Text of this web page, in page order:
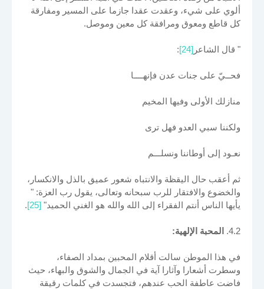
ألوي على شيء، وعقدت عقدا جازما على المسير ومفارقة
كل قاطع ومعوق ومرافقة كل معين وموصل.
" قال الشاعر [24]
:
فحــيّ على جنات عدن فإنهــــا
منازلك الأولى وفيها المخيم
ولكننا سبي العدو فهل ترى
نعـود إلى أوطاننا ونسلـــم
ثم أعقب حال اليقظة والانتباه شعور عميق بالذل والانكسار،
والخضوع والافتقار للرب سبحانه وتعالى، يقول رب العزة: "
يأيها الناس أنتم الفقراء إلى الله والله هو الغني الحميد" [25]
.
4.2. المحبة الإلهية:
في هذا الموطن سالت أقلام المحبين بمداد الصفاء،
وسطرت أشعارا وآثارا آية في الجمال والشوق والبهاء، حيث
فاضت عاطفة الحب عندهم، فتجسدت في كلمات رقيقة